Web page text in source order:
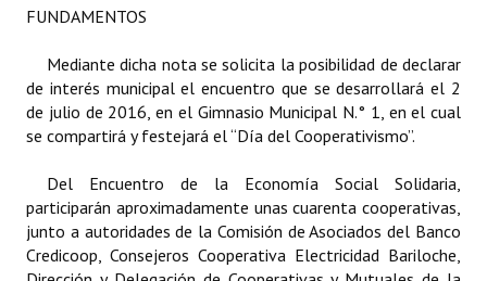
Proyectos Presentados
Dictámenes Asesoría Letrada
Actas de Sesión
Informes de Unidad Coordinadora
Ejecución Presupuestaria
FUNDAMENTOS
Mediante dicha nota se solicita la posibilidad de declarar
de interés municipal el encuentro que se desarrollará el 2
de julio de 2016, en el Gimnasio Municipal N.° 1, en el cual
se compartirá y festejará el “Día del Cooperativismo”.
Del Encuentro de la Economía Social Solidaria,
participarán aproximadamente unas cuarenta cooperativas,
junto a autoridades de la Comisión de Asociados del Banco
Credicoop, Consejeros Cooperativa Electricidad Bariloche,